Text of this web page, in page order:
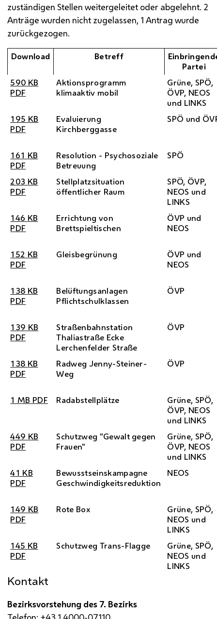
zuständigen Stellen weitergeleitet oder abgelehnt. 2
Anträge wurden nicht zugelassen, 1 Antrag wurde
zurückgezogen.
Download Betreff
Partei
590 KB
PDF
Aktionsprogramm
klimaaktiv mobil
Grüne, SPÖ,
ÖVP, NEOS
und LINKS
195 KB
PDF
Evaluierung
Kirchberggasse
SPÖ und
161 KB
PDF
Resolution - Psychosoziale
Betreuung
SPÖ
203 KB
PDF
Stellplatzsituation
öffentlicher Raum
SPÖ, ÖVP,
NEOS und
LINKS
146 KB
PDF
Errichtung von
Brettspieltischen
ÖVP und
NEOS
152 KB
PDF
Gleisbegrünung ÖVP und
NEOS
138 KB
PDF
Belüftungsanlagen
Pflichtschulklassen
ÖVP
139 KB
PDF
Straßenbahnstation
Thaliastraße Ecke
Lerchenfelder Straße
ÖVP
138 KB
PDF
Radweg Jenny-Steiner-
Weg
ÖVP
1 MB PDF Radabstellplätze Grüne, SPÖ,
ÖVP, NEOS
und LINKS
449 KB
PDF
Schutzweg "Gewalt gegen
Frauen"
Grüne, SPÖ,
ÖVP, NEOS
und LINKS
41 KB
PDF
Bewusstseinskampagne
Geschwindigkeitsreduktion
NEOS
149 KB
PDF
Rote Box Grüne, SPÖ,
NEOS und
LINKS
145 KB
PDF
Schutzweg Trans-Flagge Grüne, SPÖ,
NEOS und
LINKS
Kontakt
Bezirksvorstehung des 7. Bezirks